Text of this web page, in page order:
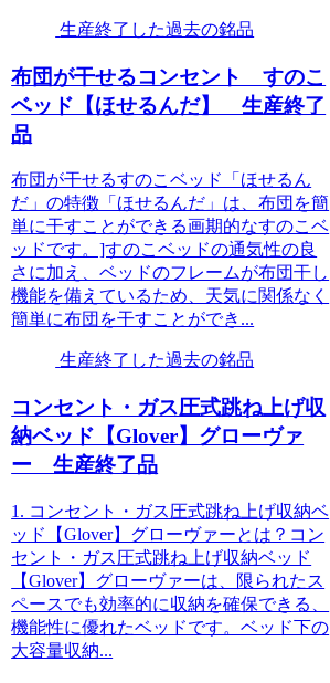
生産終了した過去の銘品
布団が干せるコンセント すのこ
ベッド【ほせるんだ】 生産終了
品
布団が干せるすのこベッド「ほせるん
だ」の特徴「ほせるんだ」は、布団を簡
単に干すことができる画期的なすのこベ
ッドです。]すのこベッドの通気性の良
さに加え、ベッドのフレームが布団干し
機能を備えているため、天気に関係なく
簡単に布団を干すことができ...
生産終了した過去の銘品
コンセント・ガス圧式跳ね上げ収
納ベッド【Glover】グローヴァ
ー 生産終了品
1. コンセント・ガス圧式跳ね上げ収納ベ
ッド【Glover】グローヴァーとは？コン
セント・ガス圧式跳ね上げ収納ベッド
【Glover】グローヴァーは、限られたス
ペースでも効率的に収納を確保できる、
機能性に優れたベッドです。ベッド下の
大容量収納...